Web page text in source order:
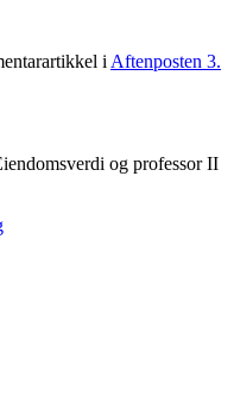
i Aftenposten 3.
og professor II